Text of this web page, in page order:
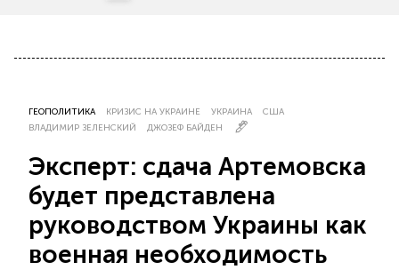
ГЕОПОЛИТИКА КРИЗИС НА УКРАИНЕ УКРАИНА
США
ВЛАДИМИР ЗЕЛЕНСКИЙ
ДЖОЗЕФ БАЙДЕН
Эксперт: сдача Артемовска
будет представлена
руководством Украины как
военная необходимость